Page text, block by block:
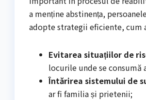
a menține abstinența,
adopte strategii eficiente, cum
Evitarea situațiilor de
locurile unde se consumă
Întărirea sistemului de
ar fi familia și prietenii;